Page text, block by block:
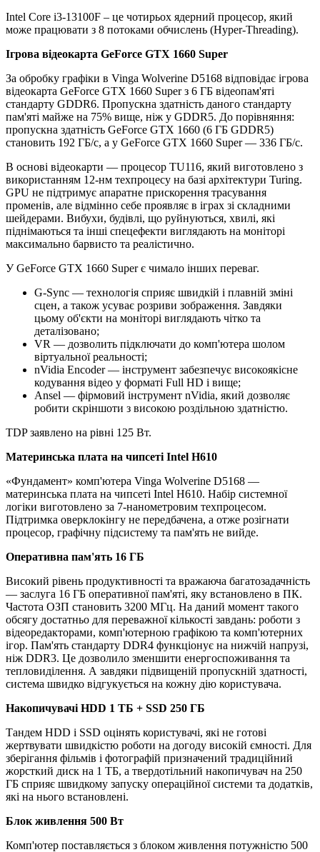
Intel Core i3-13100F – це чотирьох ядерний процесор, який
може працювати з 8 потоками обчислень (Hyper-Threading).
Ігрова відеокарта GeForce GTX 1660 Super
За обробку графіки в Vinga Wolverine D5168 відповідає ігрова
відеокарта GeForce GTX 1660 Super з 6 ГБ відеопам'яті
стандарту GDDR6. Пропускна здатність даного стандарту
пам'яті майже на 75% вище, ніж у GDDR5. До порівняння:
пропускна здатність GeForce GTX 1660 (6 ГБ GDDR5)
становить 192 ГБ/c, а у GeForce GTX 1660 Super — 336 ГБ/c.
В основі відеокарти — процесор TU116, який виготовлено з
використанням 12-нм техпроцесу на базі архітектури Turing.
GPU не підтримує апаратне прискорення трасування
променів, але відмінно себе проявляє в іграх зі складними
шейдерами. Вибухи, будівлі, що руйнуються, хвилі, які
піднімаються та інші спецефекти виглядають на моніторі
максимально барвисто та реалістично.
У GeForce GTX 1660 Super є чимало інших переваг.
G-Sync — технологія сприяє швидкій і плавній зміні
сцен, а також усуває розриви зображення. Завдяки
цьому об'єкти на моніторі виглядають чітко та
деталізовано;
VR — дозволить підключати до комп'ютера шолом
віртуальної реальності;
nVidia Encoder — інструмент забезпечує високоякісне
кодування відео у форматі Full HD і вище;
Ansel — фірмовий інструмент nVidia, який дозволяє
робити скріншоти з високою роздільною здатністю.
TDP заявлено на рівні 125 Вт.
Материнська плата на чипсеті Intel H610
«Фундамент» комп'ютера Vinga Wolverine D5168 —
материнська плата на чипсеті Intel H610. Набір системної
логіки виготовлено за 7-нанометровим техпроцесом.
Підтримка оверклокінгу не передбачена, а отже розігнати
процесор, графічну підсистему та пам'ять не вийде.
Оперативна пам'ять 16 ГБ
Високий рівень продуктивності та вражаюча багатозадачність
— заслуга 16 ГБ оперативної пам'яті, яку встановлено в ПК.
Частота ОЗП становить 3200 МГц. На даний момент такого
обсягу достатньо для переважної кількості завдань: роботи з
відеоредакторами, комп'ютерною графікою та комп'ютерних
ігор. Пам'ять стандарту DDR4 функціонує на нижчій напрузі,
ніж DDR3. Це дозволило зменшити енергоспоживання та
тепловиділення. А завдяки підвищеній пропускній здатності,
система швидко відгукується на кожну дію користувача.
Накопичувачі HDD 1 TБ + SSD 250 ГБ
Тандем HDD і SSD оцінять користувачі, які не готові
жертвувати швидкістю роботи на догоду високій ємності. Для
зберігання фільмів і фотографій призначений традиційний
жорсткий диск на 1 ТБ, а твердотільний накопичувач на 250
ГБ сприяє швидкому запуску операційної системи та додатків,
які на нього встановлені.
Блок живлення 500 Вт
Комп'ютер поставляється з блоком живлення потужністю 500